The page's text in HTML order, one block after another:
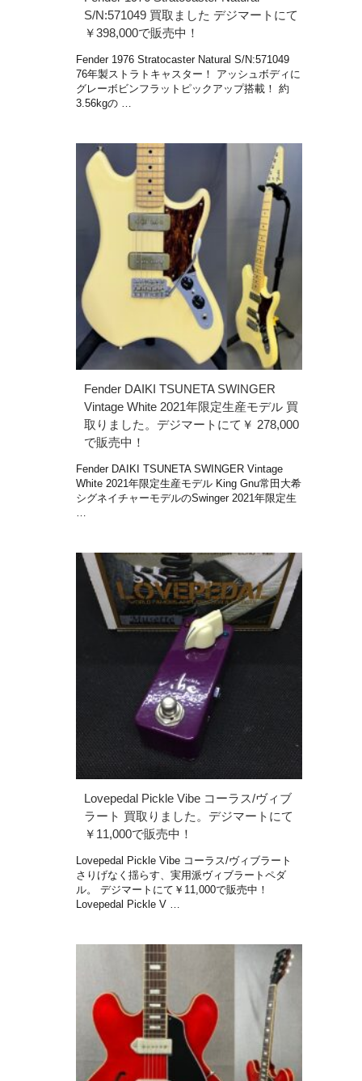
S/N:571049 買取ました デジマートにて
￥398,000で販売中！
Fender 1976 Stratocaster Natural S/N:571049
76年製ストラトキャスター！ アッシュボディに
グレーボビンフラットピックアップ搭載！ 約
3.56kgの …
Fender DAIKI TSUNETA SWINGER
Vintage White 2021年限定生産モデル 買
取りました。デジマートにて￥ 278,000
で販売中！
Fender DAIKI TSUNETA SWINGER Vintage
White 2021年限定生産モデル King Gnu常田大希
シグネイチャーモデルのSwinger 2021年限定生
Lovepedal Pickle Vibe コーラス/ヴィブ
ラート 買取りました。デジマートにて
￥11,000で販売中！
Lovepedal Pickle Vibe コーラス/ヴィブラート
さりげなく揺らす、実用派ヴィブラートペダ
ル。 デジマートにて￥11,000で販売中！
Lovepedal Pickle V …